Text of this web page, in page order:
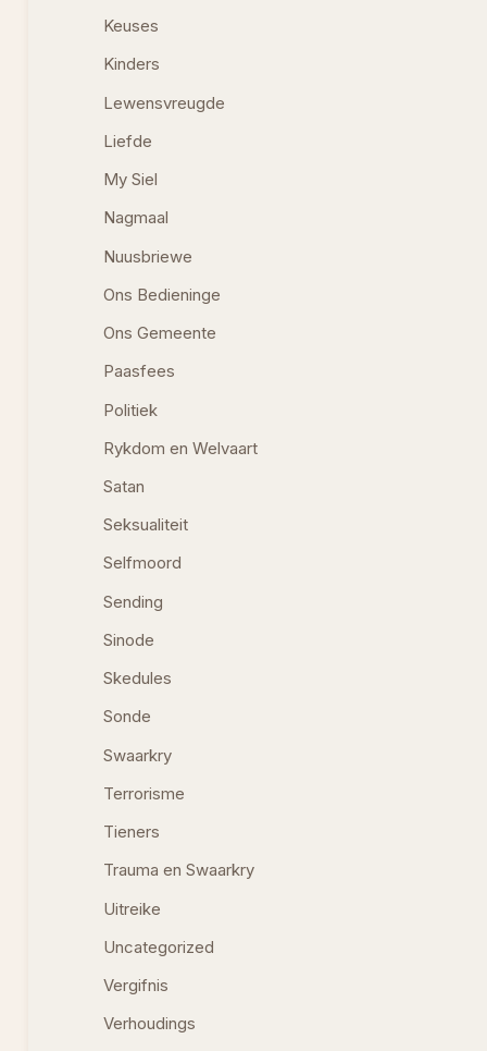
Keuses
Kinders
Lewensvreugde
Liefde
My Siel
Nagmaal
Nuusbriewe
Ons Bedieninge
Ons Gemeente
Paasfees
Politiek
Rykdom en Welvaart
Satan
Seksualiteit
Selfmoord
Sending
Sinode
Skedules
Sonde
Swaarkry
Terrorisme
Tieners
Trauma en Swaarkry
Uitreike
Uncategorized
Vergifnis
Verhoudings